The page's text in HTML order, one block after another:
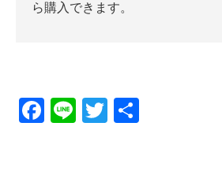
ら購入できます。
F
Li
T